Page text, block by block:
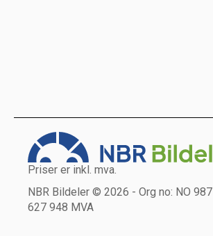
Priser er inkl. mva.
NBR Bildeler © 2026 - Org no: NO 987
627 948 MVA